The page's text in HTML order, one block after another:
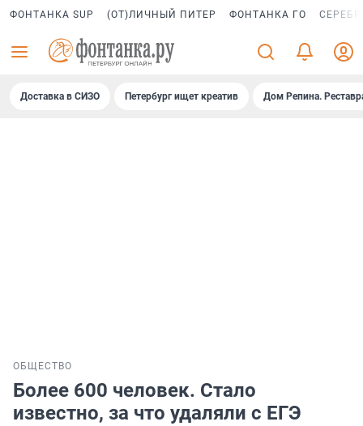
ФОНТАНКА SUP (ОТ)ЛИЧНЫЙ ПИТЕР ФОНТАНКА ГО
Доставка в СИЗО Петербург ищет креатив Дом Репина.
ОБЩЕСТВО
Более 600 человек. Стало
известно, за что удаляли с ЕГЭ